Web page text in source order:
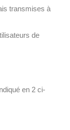
transmises à
de
en 2 ci-